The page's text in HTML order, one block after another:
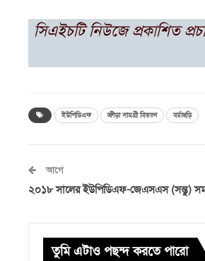
সিএইচটি নিউজে প্রকাশিত
ইউপিডিএফ ক্রীড়া সামগ্রী বিতরণ বর্মাছড়ি
আগে
২০১৮ সালের ইউপিডিএফ-জেএসএস (সন্তু)
তুমি এটাও পছন্দ করতে পারো